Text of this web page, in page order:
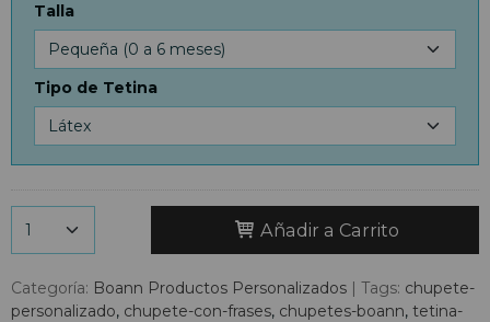
Talla
Tipo de Tetina
Añadir a Carrito
Categoría: Boann Productos Personalizados | Tags: chupete-
personalizado chupete-con-frases chupetes-boann tetina-